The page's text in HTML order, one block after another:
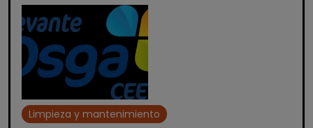
Limpieza y mantenimiento